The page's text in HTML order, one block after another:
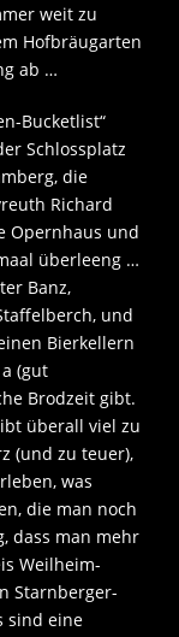
weit zu
Hofbräugarten
ab …
Bucketlist“
Schlossplatz
die
Richard
Opernhaus und
überleeng …
Banz,
und
Bierkellern
(gut
Brodzeit gibt.
überall viel zu
(und zu teuer),
was
die man noch
dass man mehr
Weilheim-
Starnberger-
sind eine